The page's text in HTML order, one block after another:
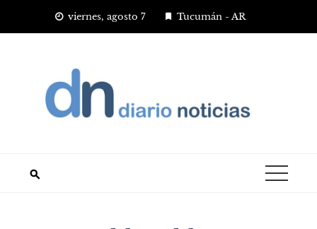
viernes, agosto 7 Tucumán - AR